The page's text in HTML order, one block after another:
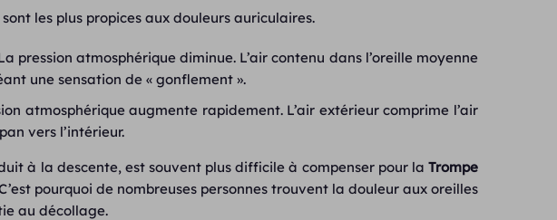
les plus propices aux douleurs auriculaires.
pression atmosphérique diminue. L’air contenu dans l’oreille moyenne
une sensation de « gonflement ».
atmosphérique augmente rapidement. L’air extérieur comprime l’air
vers l’intérieur.
à la descente, est souvent plus difficile à compenser pour la Trompe
pourquoi de nombreuses personnes trouvent la douleur aux oreilles
au décollage.